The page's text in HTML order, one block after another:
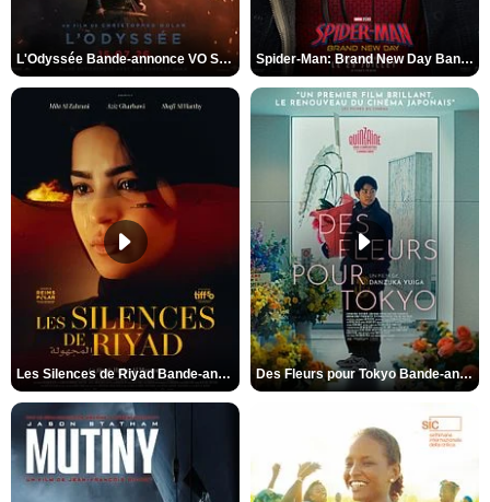
L'Odyssée Bande-annonce VO STFR Spider-Man: Brand New Day Bande-annonce VO STFR
Les Silences de Riyad Bande-annonce VO STFR Des Fleurs pour Tokyo Bande-annonce VO STFR